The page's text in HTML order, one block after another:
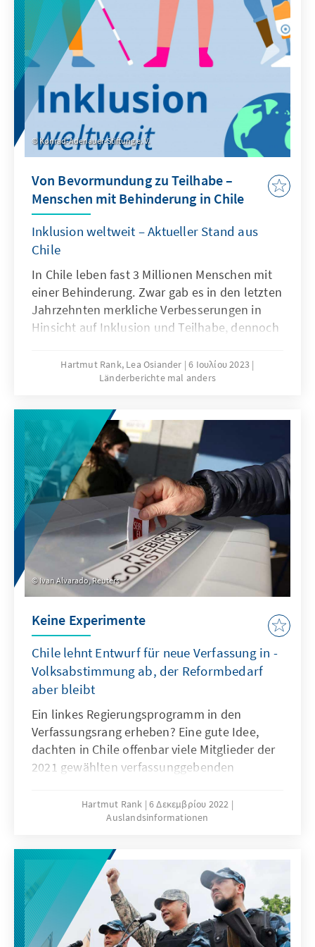
sie zu unterstützen?
Konrad-Adenauer-Stiftung e. V.
Von Bevormundung zu Teilhabe –
Menschen mit Behinderung in Chile
Inklusion weltweit – Aktueller Stand aus
Chile
In Chile leben fast 3 Millionen Menschen mit
einer Behinderung. Zwar gab es in den letzten
Jahrzehnten merkliche Verbesserungen in
Hinsicht auf Inklusion und Teilhabe, dennoch
Arbeitsmarkt, Bildung, Zugang zum
Gesundheitssystem sowie zum öffentlichen
Auch die gesellschaftliche Sicht auf Menschen
mit Behinderung befindet sich im Wandel.
Hartmut Rank, Lea Osiander 6 Ιουλίου 2023
Länderberichte mal anders
Ivan Alvarado, Reuters
Keine Experimente
Chile lehnt Entwurf für neue Verfassung in ­
Volks­abstimmung ab, der Reformbedarf
aber bleibt
Ein linkes Regierungsprogramm in den
Verfassungsrang erheben? Eine gute Idee,
dachten in Chile offenbar viele Mitglieder der
2021 gewählten verfassunggebenden
Volks­ab­stimmung mit großer Mehrheit
abgelehnt worden. Nicht, weil es keine
reformieren, sondern weil der nun abgelehnte
Text nicht besser war als der alte und die
Chileninnen und Chilenen dies erkannt
haben.
Hartmut Rank 6 Δεκεμβρίου 2022
Auslandsinformationen